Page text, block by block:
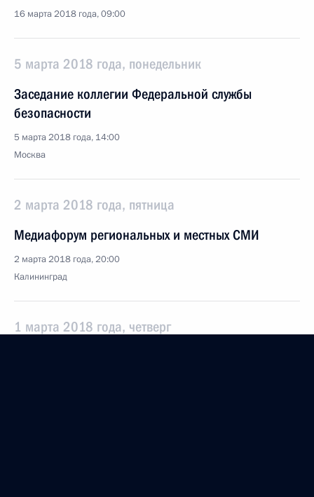
16 марта 2018 года, 09:00
5 марта 2018 года, понедельник
Заседание коллегии Федеральной службы
безопасности
5 марта 2018 года, 14:00
Москва
2 марта 2018 года, пятница
Медиафорум региональных и местных СМИ
2 марта 2018 года, 20:00
Калининград
1 марта 2018 года, четверг